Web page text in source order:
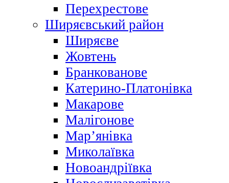
Перехрестове
Ширяєвський район
Ширяєве
Жовтень
Бранкованове
Катерино-Платонівка
Макарове
Малігонове
Мар’янівка
Миколаївка
Новоандріївка